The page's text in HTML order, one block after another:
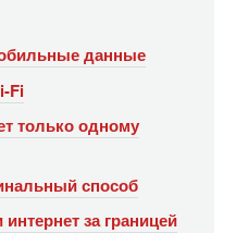
данные
Fi
только одному
способ
за границей